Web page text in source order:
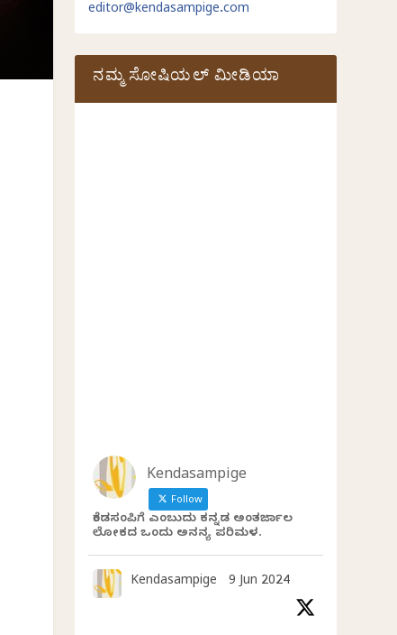
editor@kendasampige.com
ನಮ್ಮ ಸೋಷಿಯಲ್‌ ಮೀಡಿಯಾ
Kendasampige
Follow
ಕೆಂಡಸಂಪಿಗೆ ಎಂಬುದು ಕನ್ನಡ ಅಂತರ್ಜಾಲ
ಲೋಕದ ಒಂದು ಅನನ್ಯ ಪರಿಮಳ.
Kendasampige 9 Jun 2024